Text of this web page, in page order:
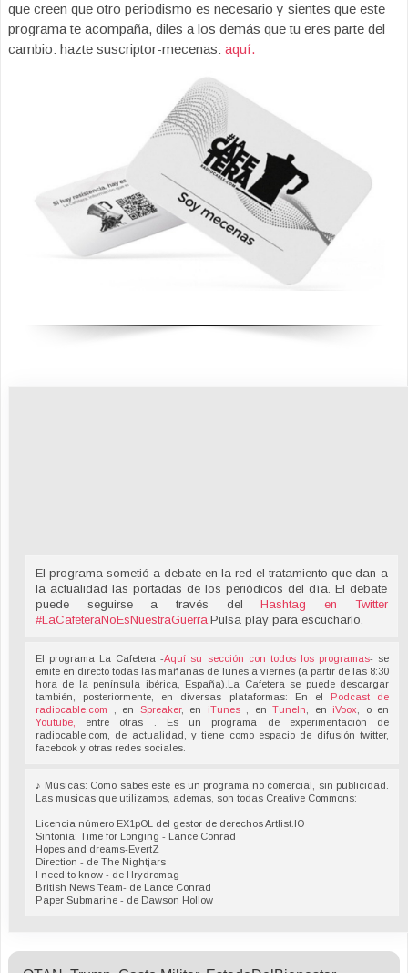
que creen que otro periodismo es necesario y sientes que este
programa te acompaña, diles a los demás que tu eres parte del
cambio: hazte suscriptor-mecenas: aquí.
El programa sometió a debate en la red el tratamiento que dan a
la actualidad las portadas de los periódicos del día. El debate
puede seguirse a través delHashtag en Twitter
#LaCafeteraNoEsNuestraGuerra Pulsa play para escucharlo.
El programa La Cafetera -Aquí su sección con todos los programas- se
emite en directo todas las mañanas de lunes a viernes (a partir de las 8:30
hora de la península ibérica, España).La Cafetera se puede descargar
también, posteriormente, en diversas plataformas: En el Podcast de
radiocable.com
, en Spreaker, en iTunes , enTuneIn , en iVoox , o en
Youtube,
entre otras . Es un programa de experimentación de
radiocable.com, de actualidad, y tiene como espacio de difusión twitter,
facebook y otras redes sociales.
♪ Músicas: Como sabes este es un programa no comercial, sin publicidad.
Las musicas que utilizamos, ademas, son todas Creative Commons:
Licencia número EX1pOL del gestor de derechos Artlist.IO
Sintonía: Time for Longing - Lance Conrad
Hopes and dreams-EvertZ
Direction - de The Nightjars
I need to know - de Hrydromag
British News Team- de Lance Conrad
Paper Submarine - de Dawson Hollow